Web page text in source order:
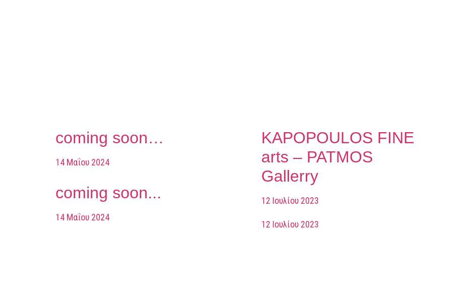
coming soon…
14 Μαΐου 2024
coming soon...
14 Μαΐου 2024
KAPOPOULOS FINE
arts – PATMOS
Gallerry
12 Ιουλίου 2023
12 Ιουλίου 2023